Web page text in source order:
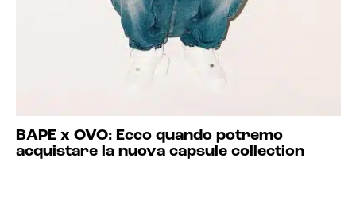
BAPE x OVO: Ecco quando potremo
acquistare la nuova capsule collection